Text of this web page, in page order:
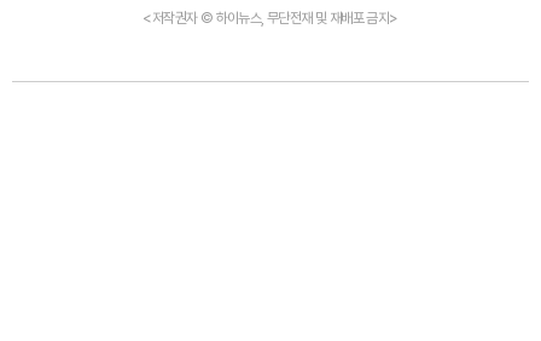
<저작권자 © 하이뉴스, 무단전재 및 재배포 금지>